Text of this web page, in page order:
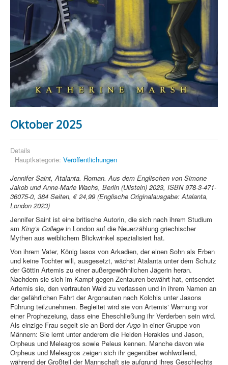
Oktober 2025
Details
Hauptkategorie: Veröffentlichungen
Jennifer Saint, Atalanta. Roman. Aus dem Englischen von Simone
Jakob und Anne-Marie Wachs, Berlin (Ullstein) 2023, ISBN 978-3-471-
36075-0, 384 Seiten, € 24,99 (Englische Originalausgabe: Atalanta,
London 2023)
Jennifer Saint ist eine britische Autorin, die sich nach ihrem Studium
am King’s College in London auf die Neuerzählung griechischer
Mythen aus weiblichem Blickwinkel spezialisiert hat.
Von ihrem Vater, König Iasos von Arkadien, der einen Sohn als Erben
und keine Tochter will, ausgesetzt, wächst Atalanta unter dem Schutz
der Göttin Artemis zu einer außergewöhnlichen Jägerin heran.
Nachdem sie sich im Kampf gegen Zentauren bewährt hat, entsendet
Artemis sie, den vertrauten Wald zu verlassen und in ihrem Namen an
der gefährlichen Fahrt der Argonauten nach Kolchis unter Jasons
Führung teilzunehmen. Begleitet wird sie von Artemis‘ Warnung vor
einer Prophezeiung, dass eine Eheschließung ihr Verderben sein wird.
Als einzige Frau segelt sie an Bord derArgo in einer Gruppe von
Männern: Sie lernt unter anderem die Helden Herakles und Jason,
Orpheus und Meleagros sowie Peleus kennen. Manche davon wie
Orpheus und Meleagros zeigen sich ihr gegenüber wohlwollend,
während der Großteil der Mannschaft sie aufgrund ihres Geschlechts